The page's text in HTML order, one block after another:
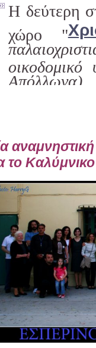
Η δεύτερη
χώρο "
Απόλλωνα).
το Καλύμνικο